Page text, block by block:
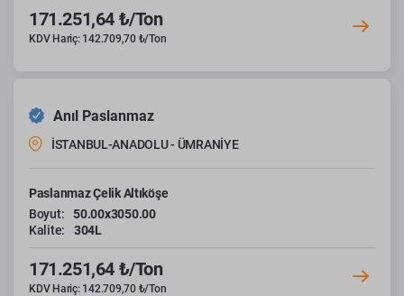
171.251,64 ₺/Ton
KDV Hariç: 142.709,70 ₺/Ton
Anıl Paslanmaz
İSTANBUL-ANADOLU - ÜMRANİYE
Paslanmaz Çelik Altıköşe
Boyut:
50.00x3050.00
Kalite:
304L
171.251,64 ₺/Ton
KDV Hariç: 142.709,70 ₺/Ton